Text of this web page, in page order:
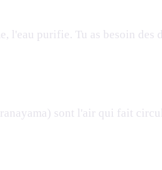
l'eau purifie. Tu as besoin des
sont l'air qui fait